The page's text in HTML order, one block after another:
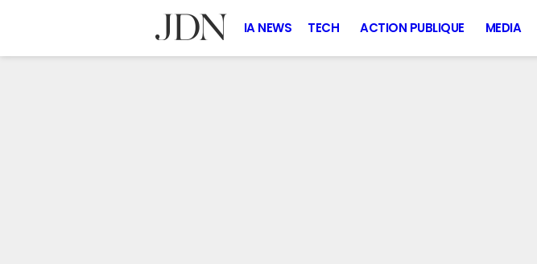
IA NEWS TECH ACTION PUBLIQUE MEDIA